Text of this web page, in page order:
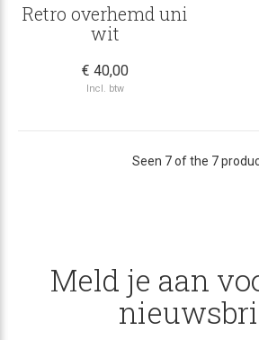
Retro overhemd uni
wit
€ 40,00
Incl. btw
Seen 7 of the 7
Meld je aan